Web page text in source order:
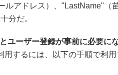
ルアドレス）、"LastName"（
分だ。
ユーザー登録が事前に必要に
用するには、以下の手順で利用